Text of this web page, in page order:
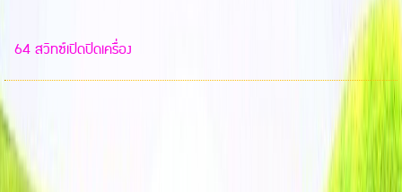
64 สวิทซ์เปิดปิดเครื่อง